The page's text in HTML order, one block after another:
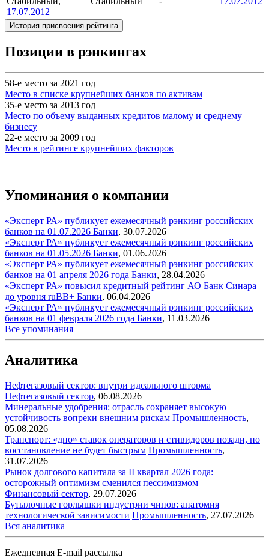
17.07.2012
История присвоения рейтинга
Позиции в рэнкингах
58-е место за 2021 год
Место в списке крупнейших банков по активам
35-е место за 2013 год
Место по объему выданных кредитов малому и среднему
бизнесу
22-е место за 2009 год
Место в рейтинге крупнейших факторов
Упоминания о компании
«Эксперт РА» публикует ежемесячный рэнкинг российских
банков на 01.07.2026 Банки, 30.07.2026
«Эксперт РА» публикует ежемесячный рэнкинг российских
банков на 01.05.2026 Банки, 01.06.2026
«Эксперт РА» публикует ежемесячный рэнкинг российских
банков на 01 апреля 2026 года Банки, 28.04.2026
«Эксперт РА» повысил кредитный рейтинг АО Банк Синара
до уровня ruBB+ Банки, 06.04.2026
«Эксперт РА» публикует ежемесячный рэнкинг российских
банков на 01 февраля 2026 года Банки, 11.03.2026
Все упоминания
Аналитика
Нефтегазовый сектор: внутри идеального шторма
Нефтегазовый сектор, 06.08.2026
Минеральные удобрения: отрасль сохраняет высокую
устойчивость вопреки внешним рискам Промышленность,
05.08.2026
Транспорт: «дно» ставок операторов и стивидоров позади, но
восстановление не будет быстрым Промышленность,
31.07.2026
Рынок долгового капитала за II квартал 2026 года:
осторожный оптимизм сменился пессимизмом
Финансовый сектор, 29.07.2026
Бутылочные горлышки индустрии чипов: анатомия
технологической зависимости Промышленность, 27.07.2026
Вся аналитика
Ежедневная E-mail рассылка